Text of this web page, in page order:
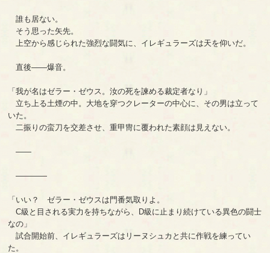
誰も居ない。
そう思った矢先。
上空から感じられた強烈な闘気に、イレギュラーズは天を仰いだ。
直後――爆音。
「我が名はゼラー・ゼウス。汝の死を諫める裁定者なり」
立ち上る土煙の中。大地を穿つクレーターの中心に、その男は立って
いた。
二振りの蛮刀を交差させ、重甲冑に覆われた素顔は見えない。
――
――――
「いい？ ゼラー・ゼウスは門番気取りよ。
C級と目される実力を持ちながら、D級に止まり続けている異色の闘士
なの」
試合開始前、イレギュラーズはリーヌシュカと共に作戦を練ってい
た。